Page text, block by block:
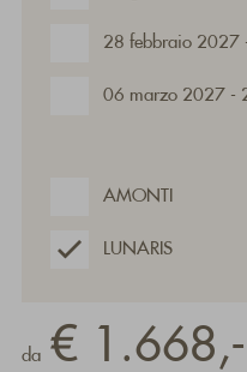
28 febbraio 2027
06 marzo 2027 -
AMONTI
LUNARIS
da € 1.668,-